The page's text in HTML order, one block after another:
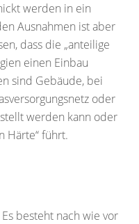
werden in ein
Ausnahmen ist aber
dass die „anteilige
einen Einbau
sind Gebäude, bei
oder
werden kann oder
Härte“ führt.
besteht nach wie vor